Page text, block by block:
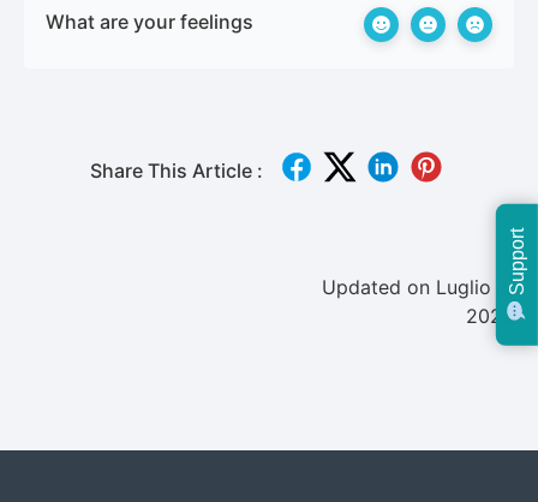
What are your feelings
Share This Article :
Updated on Luglio 2,
2025
Support